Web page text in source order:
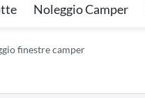
Noleggio Camper
finestre camper